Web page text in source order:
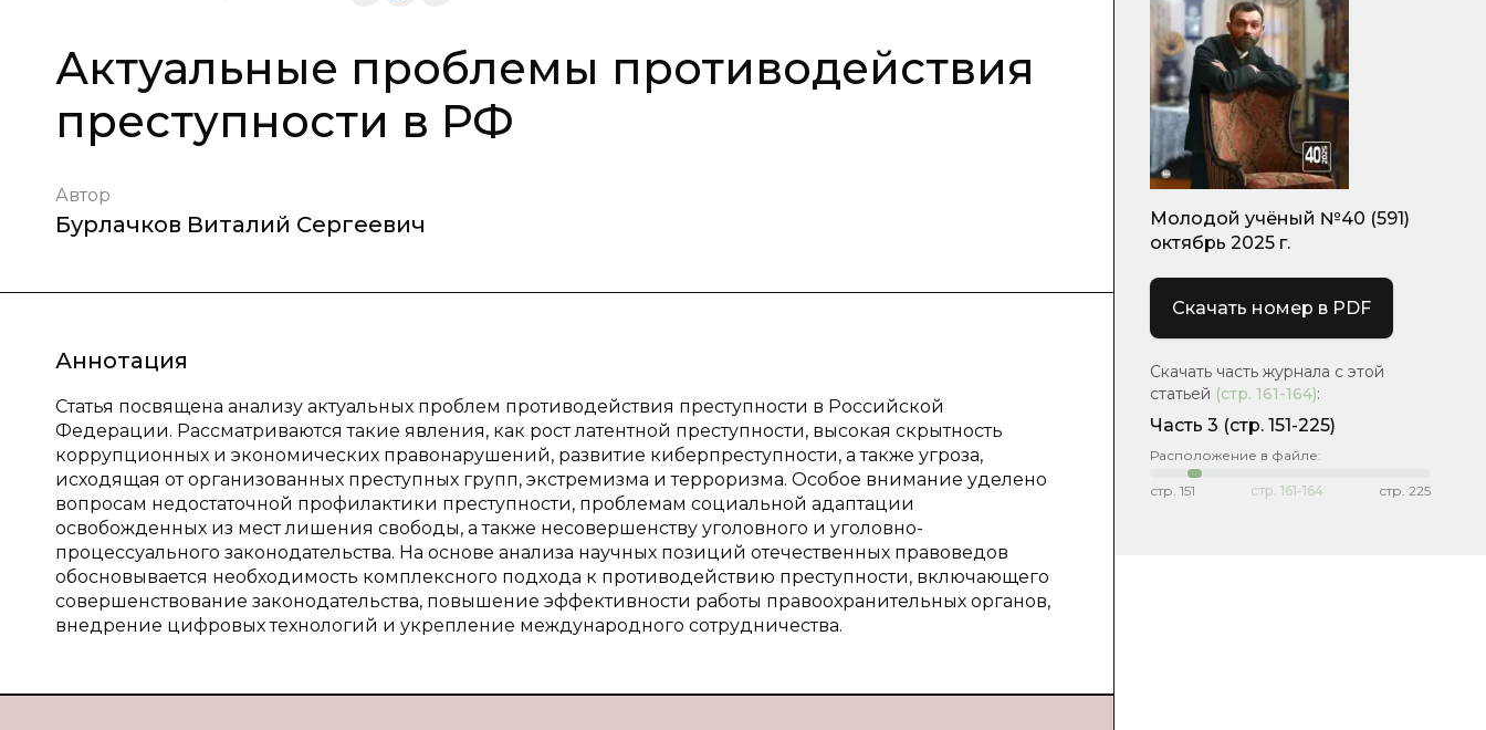
Актуальные проблемы противодействия
преступности в РФ
Автор
Бурлачков Виталий Сергеевич
Аннотация
Статья посвящена анализу актуальных проблем противодействия преступности в Российской
Федерации. Рассматриваются такие явления, как рост латентной преступности, высокая скрытность
коррупционных и экономических правонарушений, развитие киберпреступности, а также угроза,
исходящая от организованных преступных групп, экстремизма и терроризма. Особое внимание уделено
вопросам недостаточной профилактики преступности, проблемам социальной адаптации
освобожденных из мест лишения свободы, а также несовершенству уголовного и уголовно-
процессуального законодательства. На основе анализа научных позиций отечественных правоведов
обосновывается необходимость комплексного подхода к противодействию преступности, включающего
совершенствование законодательства, повышение эффективности работы правоохранительных органов,
внедрение цифровых технологий и укрепление международного сотрудничества.
Молодой учёный №40 (591)
октябрь 2025 г.
Скачать номер в PDF
Скачать часть журнала с этой
статьей (стр. 161-164):
Часть 3 (стр. 151-225)
Расположение в файле:
стр. 151 стр. 161-164 стр. 225